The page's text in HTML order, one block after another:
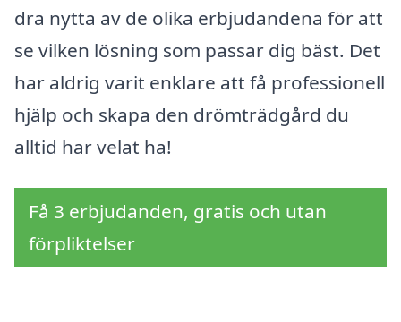
dra nytta av de olika erbjudandena för att
se vilken lösning som passar dig bäst. Det
har aldrig varit enklare att få professionell
hjälp och skapa den drömträdgård du
alltid har velat ha!
Få 3 erbjudanden, gratis och utan
förpliktelser